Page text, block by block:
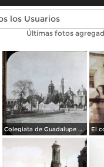
Fotos
Últimas fotos
Colegiata de Guadalupe por el fotografo William H. Rau.